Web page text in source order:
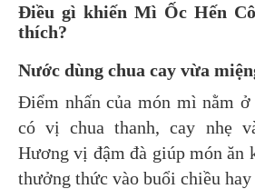
Điều gì khiến Mì Ốc Hến
thích?
Nước dùng chua cay vừa
Điểm nhấn của món mì nằm ở
có vị chua thanh, cay nhẹ
Hương vị đậm đà giúp món ăn
thưởng thức vào buổi chiều